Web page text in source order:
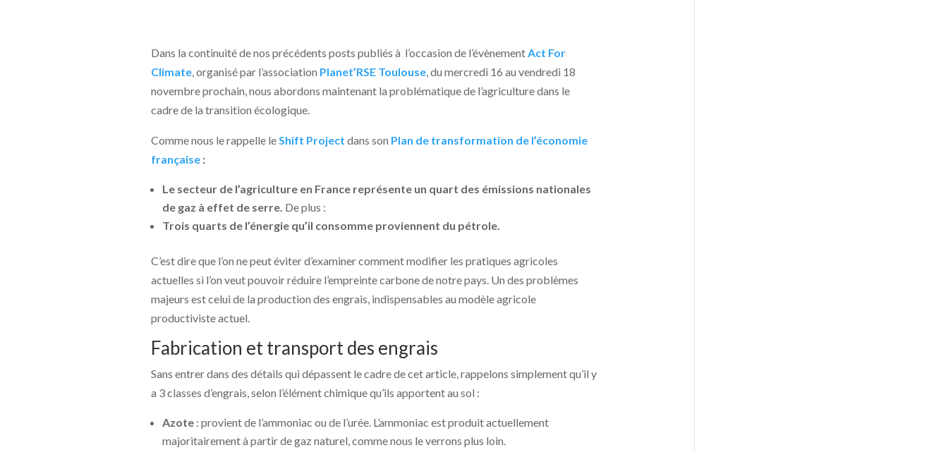
Dans la continuité de nos précédents posts publiés à l’occasion de l’évènement Act For
Climate, organisé par l’association Planet’RSE Toulouse, du mercredi 16 au vendredi 18
novembre prochain, nous abordons maintenant la problématique de l’agriculture dans le
cadre de la transition écologique.
Comme nous le rappelle le Shift Project dans son Plan de transformation de l’économie
française:
Le secteur de l’agriculture en Francereprésente un quart des émissions nationales
de gaz à effet de serre. De plus :
Trois quarts de l’énergie qu’il consomme proviennent du pétrole.
C’est dire que l’on ne peut éviter d’examiner comment modifier les pratiques agricoles
actuelles si l’on veut pouvoir réduire l’empreinte carbone de notre pays. Un des problèmes
majeurs est celui de la production des engrais, indispensables au modèle agricole
productiviste actuel.
Fabrication et transport des engrais
Sans entrer dans des détails qui dépassent le cadre de cet article, rappelons simplement qu’il y
a 3 classes d’engrais, selon l’élément chimique qu’ils apportent au sol :
Azote: provient de l’ammoniac ou de l’urée. L’ammoniac est produit actuellement
majoritairement à partir de gaz naturel, comme nous le verrons plus loin.